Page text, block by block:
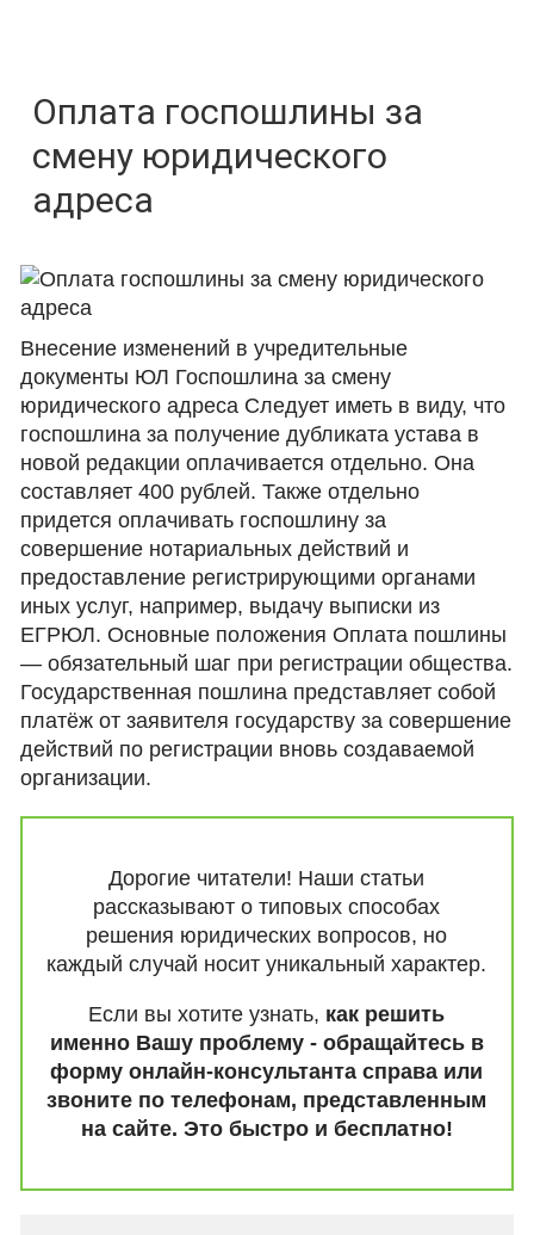
Оплата госпошлины за
смену юридического
адреса
Внесение изменений в учредительные
документы ЮЛ Госпошлина за смену
юридического адреса Следует иметь в виду, что
госпошлина за получение дубликата устава в
новой редакции оплачивается отдельно. Она
составляет 400 рублей. Также отдельно
придется оплачивать госпошлину за
совершение нотариальных действий и
предоставление регистрирующими органами
иных услуг, например, выдачу выписки из
ЕГРЮЛ. Основные положения Оплата пошлины
— обязательный шаг при регистрации общества.
Государственная пошлина представляет собой
платёж от заявителя государству за совершение
действий по регистрации вновь создаваемой
организации.
Дорогие читатели! Наши статьи
рассказывают о типовых способах
решения юридических вопросов, но
каждый случай носит уникальный характер.
Если вы хотите узнать, как решить
именно Вашу проблему - обращайтесь в
форму онлайн-консультанта справа или
звоните по телефонам, представленным
на сайте. Это быстро и бесплатно!